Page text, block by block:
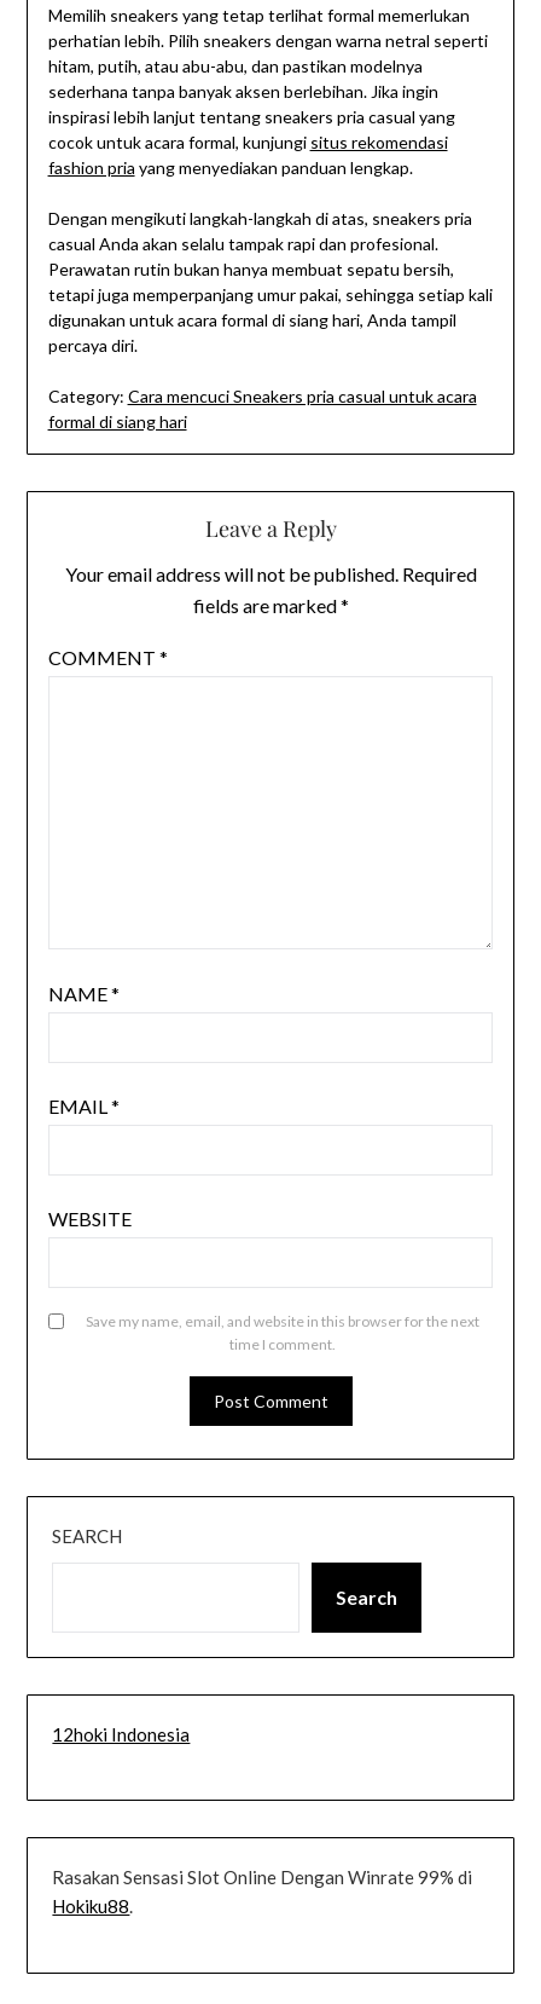
Memilih sneakers yang tetap terlihat formal memerlukan
perhatian lebih. Pilih sneakers dengan warna netral seperti
hitam, putih, atau abu-abu, dan pastikan modelnya
sederhana tanpa banyak aksen berlebihan. Jika ingin
inspirasi lebih lanjut tentang sneakers pria casual yang
cocok untuk acara formal, kunjungi situs rekomendasi
fashion pria yang menyediakan panduan lengkap.
Dengan mengikuti langkah-langkah di atas, sneakers pria
casual Anda akan selalu tampak rapi dan profesional.
Perawatan rutin bukan hanya membuat sepatu bersih,
tetapi juga memperpanjang umur pakai, sehingga setiap kali
digunakan untuk acara formal di siang hari, Anda tampil
percaya diri.
Category: Cara mencuci Sneakers pria casual untuk acara
formal di siang hari
Leave a Reply
Your email address will not be published. Required
fields are marked*
COMMENT *
NAME*
EMAIL*
WEBSITE
Save my name, email, and website in this browser for the next
time I comment.
SEARCH
Search
12hoki Indonesia
Rasakan Sensasi Slot Online Dengan Winrate 99% di
Hokiku88.